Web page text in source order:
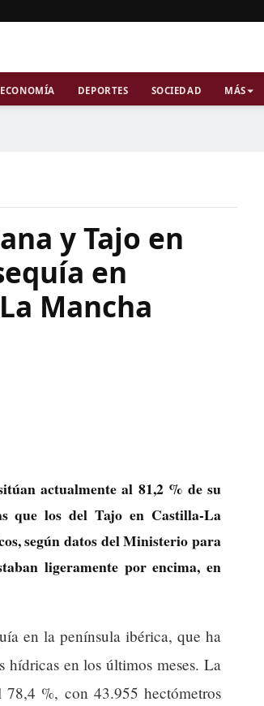
ECONOMÍA DEPORTES SOCIEDAD MÁS
y Tajo en
en
Mancha
actualmente al 81,2 % de su
que los del Tajo en Castilla-La
según datos del Ministerio para
ligeramente por encima, en
en la península ibérica, que ha
en los últimos meses. La
%, con 43.955 hectómetros